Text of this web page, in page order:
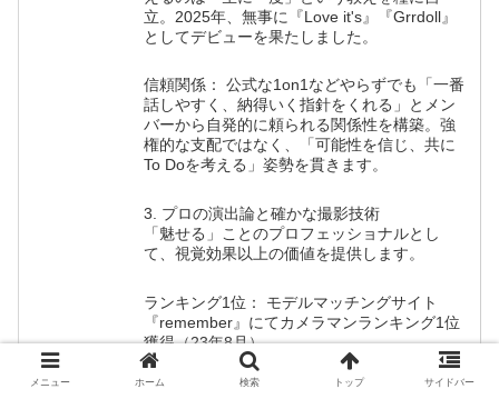
立。2025年、無事に『Love it's』『Grrdoll』
としてデビューを果たしました。
信頼関係： 公式な1on1などやらずでも「一番
話しやすく、納得いく指針をくれる」とメン
バーから自発的に頼られる関係性を構築。強
権的な支配ではなく、「可能性を信じ、共に
To Doを考える」姿勢を貫きます。
3. プロの演出論と確かな撮影技術
「魅せる」ことのプロフェッショナルとし
て、視覚効果以上の価値を提供します。
ランキング1位： モデルマッチングサイト
『remember』にてカメラマンランキング1位
獲得（23年8月）。
演出理論： 映画音響監督・サイトウユウ氏よ
メニュー ホーム 検索 トップ サイドバー